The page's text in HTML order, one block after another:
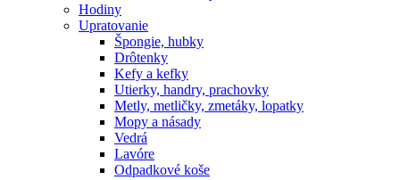
Hodiny
Upratovanie
Špongie, hubky
Drôtenky
Kefy a kefky
Utierky, handry, prachovky
Metly, metličky, zmetáky, lopatky
Mopy a násady
Vedrá
Lavóre
Odpadkové koše